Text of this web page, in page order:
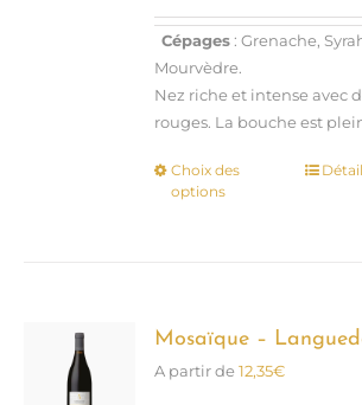
Cépages : Grenache,
Mourvèdre.
Nez riche et intense avec
rouges. La bouche est
Choix des
options
Ce
options
Mosaïque –
A partir de12,35€